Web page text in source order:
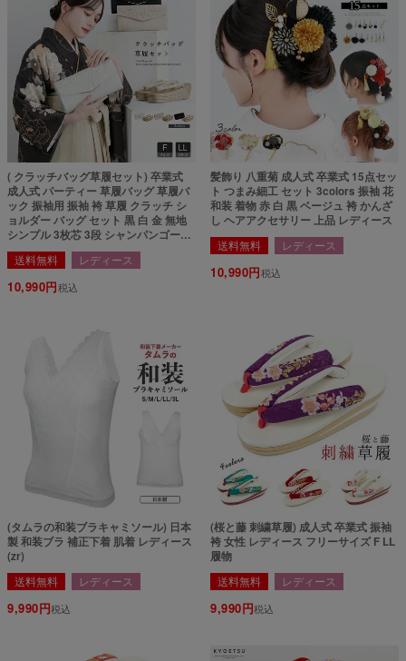
( クラッチバッグ草履セット) 卒業式
成人式 パーティー 草履バッグ 草履バ
ック 振袖用 振袖 袴 草履 クラッチ シ
ョルダー バッグ セット 黒 白 金 無地
シンプル 3枚芯 3段 シャンパンゴール
ド パールホワイト ブラック フリーサ
イズ LLサイズ 大きいサイズ(rg)
送料無料 レディース
10,990 税込
髪飾り 八重菊 成人式 卒業式 15点セッ
ト つまみ細工 セット 3colors 振袖 花
和装 着物 赤 白 黒 ベージュ 袴 かんざ
し ヘアアクセサリー 上品 レディース
送料無料 レディース
10,990 税込
(タムラの和装ブラキャミソール) 日本
製 和装ブラ 補正下着 肌着 レディース
(zr)
送料無料 レディース
9,990 税込
(桜と藤 刺繍草履) 成人式 卒業式 振袖
袴 女性 レディース フリーサイズ F LL
履物
送料無料 レディース
9,990 税込